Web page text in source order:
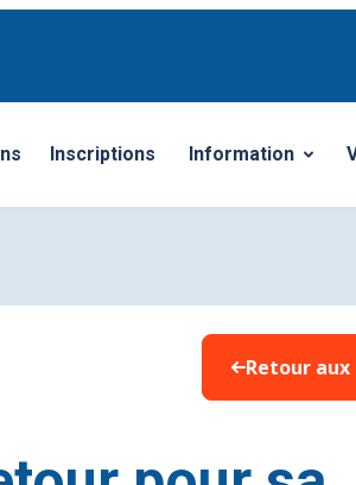
Inscriptions Information
Ouvrir/Fermer le
Retour